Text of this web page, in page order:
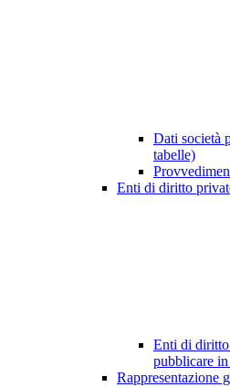
Dati società
tabelle)
Enti di diritto
Enti di
pubblicare
Rappresentazione